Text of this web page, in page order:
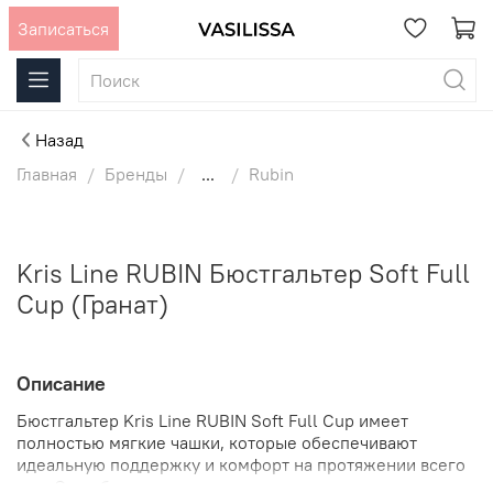
Записаться
Назад
Главная
Бренды ... Rubin
Kris Line RUBIN Бюстгальтер Soft Full
Cup (Гранат)
Описание
Бюстгальтер Kris Line RUBIN Soft Full Cup имеет
полностью мягкие чашки, которые обеспечивают
идеальную поддержку и комфорт на протяжении всего